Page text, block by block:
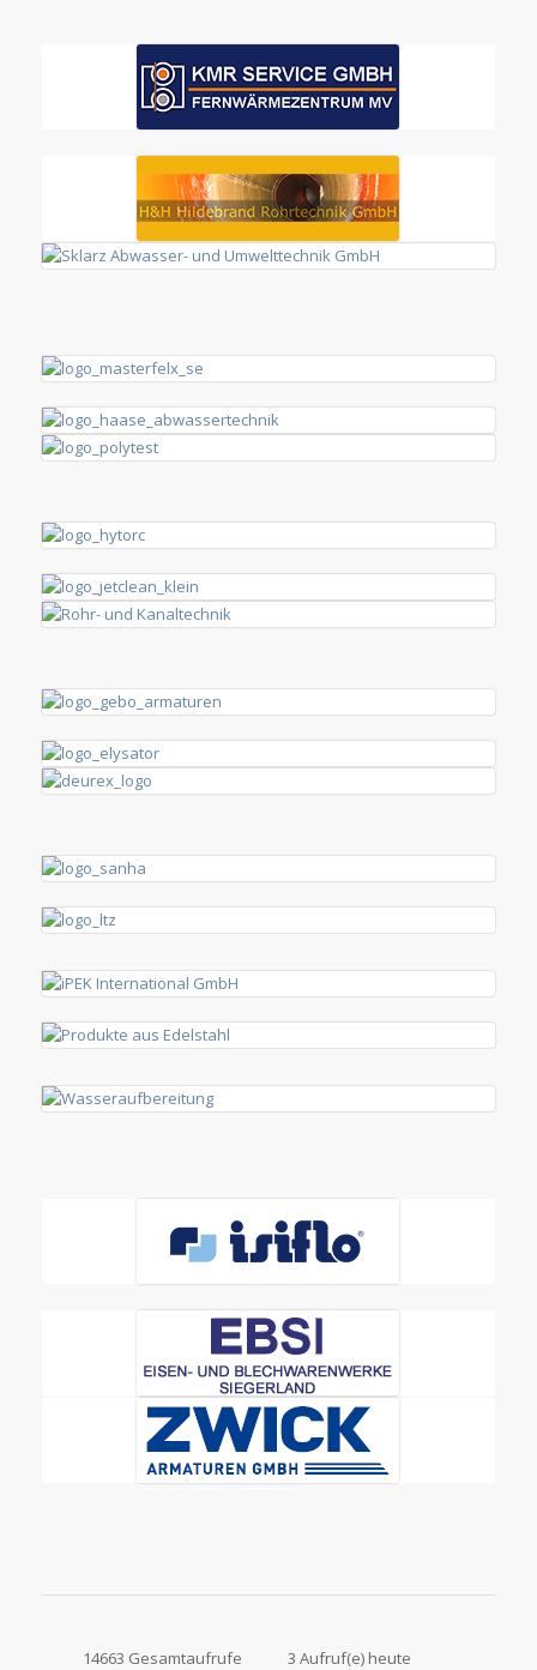
14663 Gesamtaufrufe 3 Aufruf(e) heute